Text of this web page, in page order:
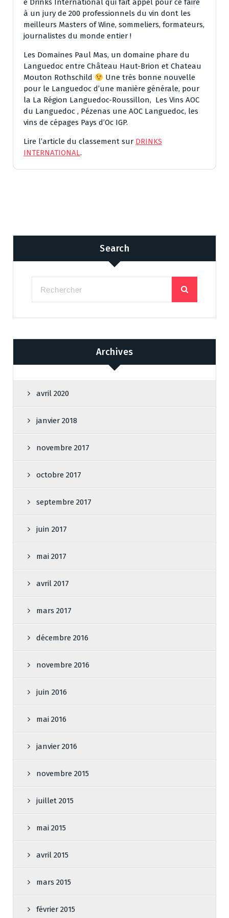
e Drinks International​ qui fait appel pour ce faire
à un jury de 200 professionnels du vin dont les
meilleurs Masters of Wine, sommeliers, formateurs,
journalistes du monde entier !
Les Domaines Paul Mas, un domaine phare du
Languedoc entre Château Haut-Brion​ et Chateau
Mouton Rothschild​
Une très bonne nouvelle
pour le Languedoc d’une manière générale, pour
la La Région Languedoc-Roussillon​, Les Vins AOC
du Languedoc​ , Pézenas une AOC Languedoc​, les
vins de cépages Pays d’Oc IGP​.
Lire l’article du classement sur DRINKS
INTERNATIONAL.
Search
Archives
avril 2020
janvier 2018
novembre 2017
octobre 2017
septembre 2017
juin 2017
mai 2017
avril 2017
mars 2017
décembre 2016
novembre 2016
juin 2016
mai 2016
janvier 2016
novembre 2015
juillet 2015
mai 2015
avril 2015
mars 2015
février 2015